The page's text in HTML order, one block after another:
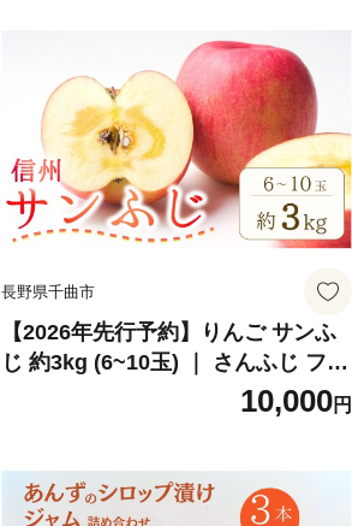
長野県千曲市
【2026年先行予約】りんご サンふ
じ 約3kg (6~10玉) ｜ さんふじ フル
ーツ 果物 信州りんご 産地直送 千曲
10,000円